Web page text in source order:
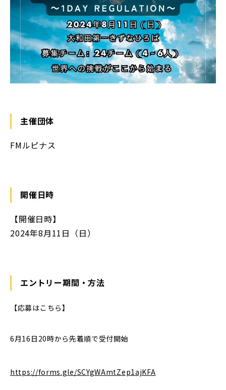
主催団体
FMルピナス
開催日時
【開催日時】
2024年8月11日（日）
エントリー期間・方法
【応募はこちら】
6月16日20時から先着順で受付開始
https://forms.gle/SCYgWAmtZep1ajKFA